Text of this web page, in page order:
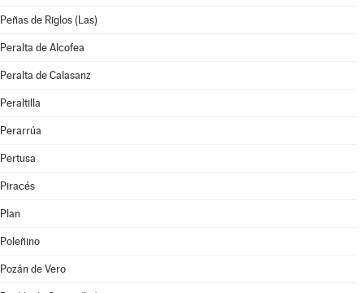
Peñas de Riglos (Las)
Peralta de Alcofea
Peralta de Calasanz
Peraltilla
Perarrúa
Pertusa
Piracés
Plan
Poleñino
Pozán de Vero